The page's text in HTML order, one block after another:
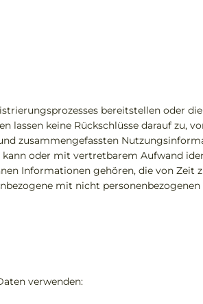
bereitstellen oder
lassen keine Rückschlüsse darauf zu,
zusammengefassten
oder mit vertretbarem Aufwand
Informationen gehören, die von Zeit
mit nicht
verwenden: